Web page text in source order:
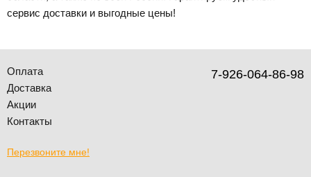
сервис доставки и выгодные цены!
Оплата
Доставка
Акции
Контакты
7-926-064-86-98
Перезвоните мне!